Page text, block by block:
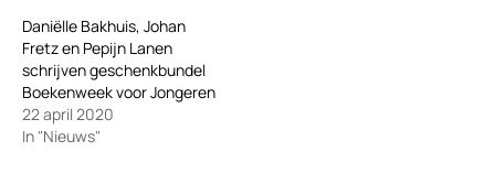
Daniëlle Bakhuis, Johan
Fretz en Pepijn Lanen
schrijven geschenkbundel
Boekenweek voor Jongeren
22 april 2020
In "Nieuws"